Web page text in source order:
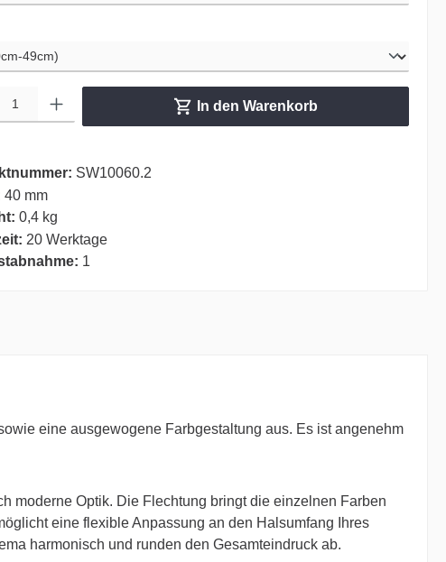
In den Warenkorb
SW10060.2
40 mm
0,4 kg
20 Werktage
1
eine ausgewogene Farbgestaltung aus. Es ist angenehm
moderne Optik. Die Flechtung bringt die einzelnen Farben
eine flexible Anpassung an den Halsumfang Ihres
harmonisch und runden den Gesamteindruck ab.